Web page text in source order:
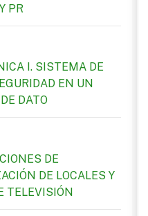
PR
I. SISTEMA DE
EN UN
DATO
DE
DE LOCALES Y
TELEVISIÓN